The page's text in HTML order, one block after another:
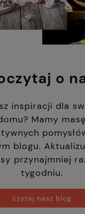
o
inspiracji dla
Mamy masę
blogu.
przynajmniej
tygodniu.
czytaj nasz blog